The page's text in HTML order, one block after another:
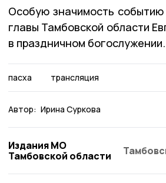
Особую значимость событию
главы Тамбовской области
в праздничном богослужении.
пасха трансляция
Автор: Ирина Суркова
Издания МО
Тамбовской области